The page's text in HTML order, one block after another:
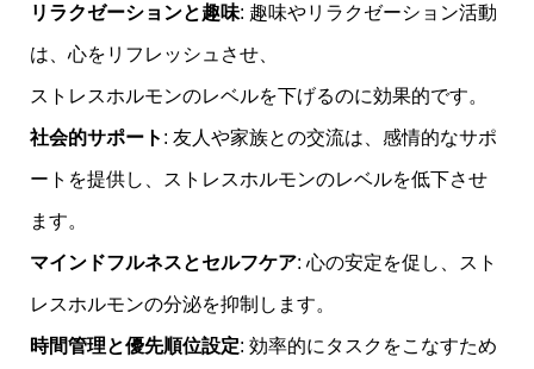
リラクゼーションと趣味: 趣味やリラクゼーション活動
は、心をリフレッシュさせ、
ストレスホルモンのレベルを下げるのに効果的です。
社会的サポート : 友人や家族との交流は、感情的なサポ
ートを提供し、ストレスホルモンのレベルを低下させ
ます。
マインドフルネスとセルフケア: 心の安定を促し、スト
レスホルモンの分泌を抑制します。
時間管理と優先順位設定: 効率的にタスクをこなすため